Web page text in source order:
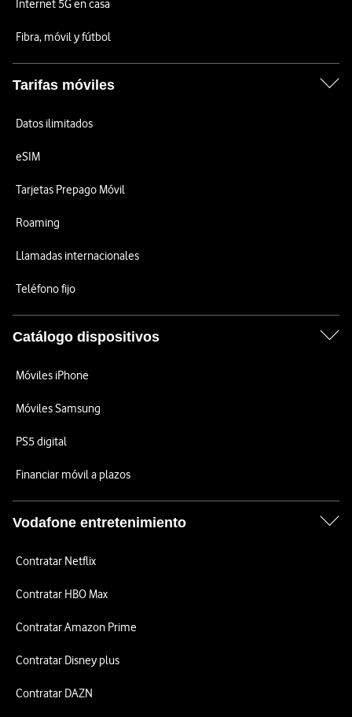
Internet 5G en casa
Fibra, móvil y fútbol
Tarifas móviles
Datos ilimitados
eSIM
Tarjetas Prepago Móvil
Roaming
Llamadas internacionales
Teléfono fijo
Catálogo dispositivos
Móviles iPhone
Móviles Samsung
PS5 digital
Financiar móvil a plazos
Vodafone entretenimiento
Contratar Netflix
Contratar HBO Max
Contratar Amazon Prime
Contratar Disney plus
Contratar DAZN